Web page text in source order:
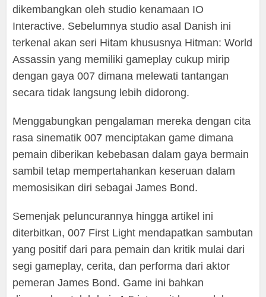
dikembangkan oleh studio kenamaan IO
Interactive. Sebelumnya studio asal Danish ini
terkenal akan seri Hitam khususnya Hitman: World
Assassin yang memiliki gameplay cukup mirip
dengan gaya 007 dimana melewati tantangan
secara tidak langsung lebih didorong.
Menggabungkan pengalaman mereka dengan cita
rasa sinematik 007 menciptakan game dimana
pemain diberikan kebebasan dalam gaya bermain
sambil tetap mempertahankan keseruan dalam
memosisikan diri sebagai James Bond.
Semenjak peluncurannya hingga artikel ini
diterbitkan, 007 First Light mendapatkan sambutan
yang positif dari para pemain dan kritik mulai dari
segi gameplay, cerita, dan performa dari aktor
pemeran James Bond. Game ini bahkan